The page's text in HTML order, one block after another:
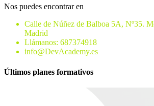
Nos puedes encontrar en
Calle de Núñez de Balboa 5A, Nº35.
Madrid
Llámanos: 687374918
info@DevAcademy.es
Últimos planes formativos